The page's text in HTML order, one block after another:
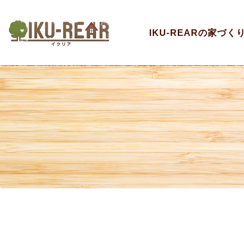
IKU-REARの家づくり